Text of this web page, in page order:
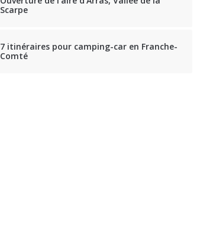
Scarpe
7 itinéraires pour camping-car en Franche-
Comté